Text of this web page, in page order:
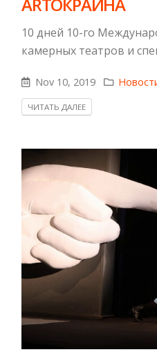
ARTОКРАИНА
10 дней 10-го
камерных театров и
Nov 10, 2019
ЧИТАТЬ ДАЛЕЕ